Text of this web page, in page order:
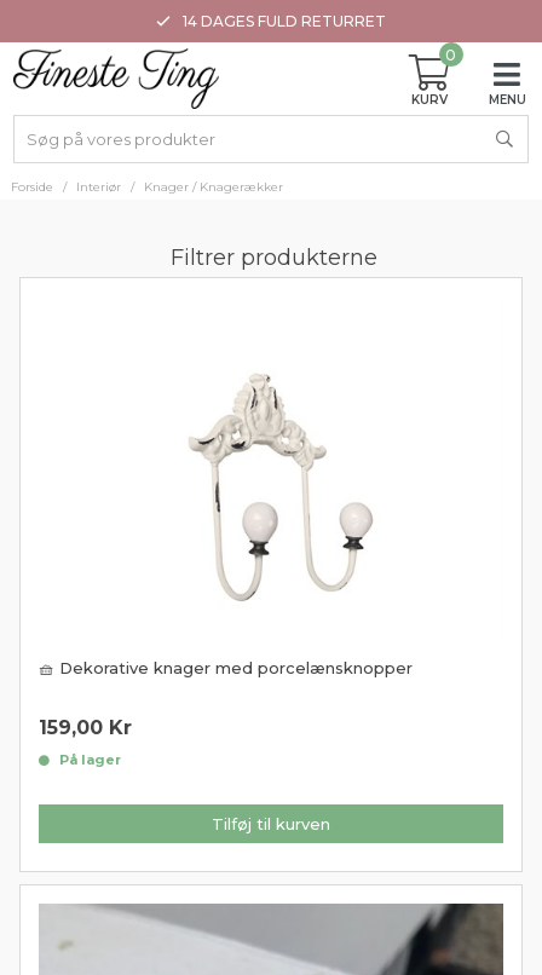
14 DAGES FULD RETURRET
0
Forside / Interiør / Knager / Knagerækker
Filtrer produkterne
🧺 Dekorative knager med porcelænsknopper
159,00 Kr
På lager
Tilføj til kurven